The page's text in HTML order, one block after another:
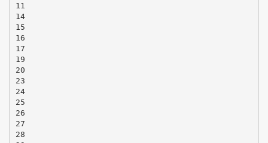
11
14
15
16
17
19
20
23
24
25
26
27
28